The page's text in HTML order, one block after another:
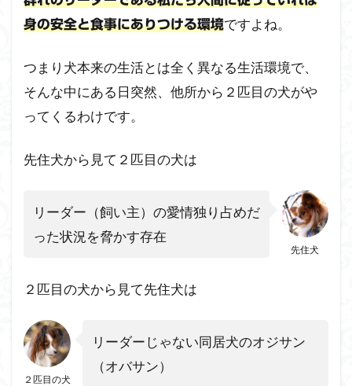
身の安全と食事にありつける環境ですよね。
つまり犬本来の生活とは全く異なる生活環境で、
そんな中にある日突然、他所から２匹目の犬がや
ってくるわけです。
先住犬から見て２匹目の犬は
先住犬
リーダー（飼い主）の愛情独り占めだ
った状況を脅かす存在
２匹目の犬から見て先住犬は
２匹目の犬
リーダーじゃない同居犬のオジサン
（オバサン）